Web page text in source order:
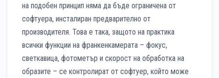
на подобен принцип няма да бъде ограничена от
софтуера, инсталиран предварително от
производителя. Това е така, защото на практика
всички функции на франкенкамерата – фокус,
светкавица, фотометър и скорост на обработка на
образите – се контролират от софтуер, който може